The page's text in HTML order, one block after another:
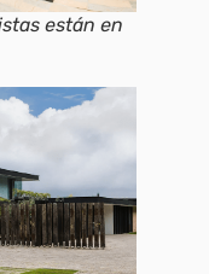
están en